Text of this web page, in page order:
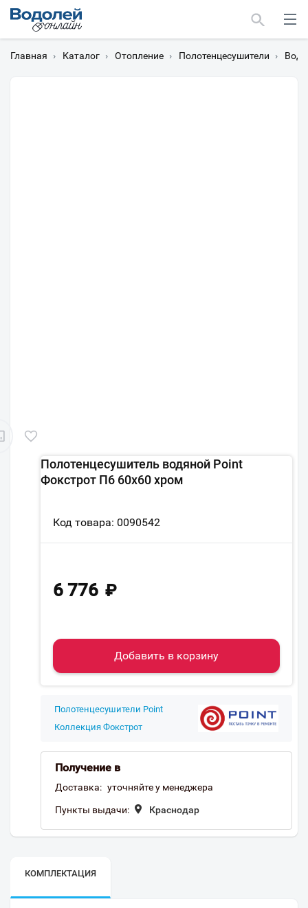
Главная › Каталог › Отопление › Полотенцесушители ›
Полотенцесушитель водяной Point
Фокстрот П6 60х60 хром
Код товара: 0090542
6 776 ₽
Добавить в корзину
Полотенцесушители Point
Коллекция Фокстрот
Получение в
Доставка: уточняйте у менеджера
Пункты выдачи: Краснодар
КОМПЛЕКТАЦИЯ